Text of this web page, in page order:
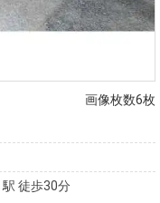
画像枚数6枚
徒歩30分